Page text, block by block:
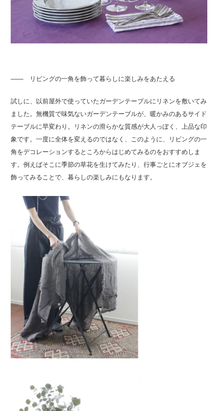
―― リビングの一角を飾って暮らしに楽しみをあたえる
試しに、以前屋外で使っていたガーデンテーブルにリネンを敷いてみ
ました。無機質で味気ないガーデンテーブルが、暖かみのあるサイド
テーブルに早変わり。リネンの滑らかな質感が大人っぽく、上品な印
象です。一度に全体を変えるのではなく、このように、リビングの一
角をデコレーションするところからはじめてみるのをおすすめしま
す。例えばそこに季節の草花を生けてみたり、行事ごとにオブジェを
飾ってみることで、暮らしの楽しみにもなります。